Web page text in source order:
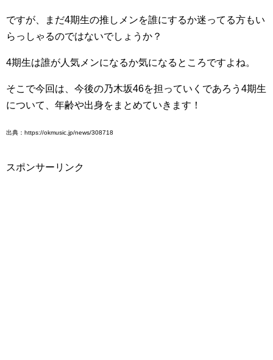
ですが、まだ4期生の推しメンを誰にするか迷ってる方もい
らっしゃるのではないでしょうか？
4期生は誰が人気メンになるか気になるところですよね。
そこで今回は、今後の乃木坂46を担っていくであろう4期生
について、年齢や出身をまとめていきます！
出典：https://okmusic.jp/news/308718
スポンサーリンク